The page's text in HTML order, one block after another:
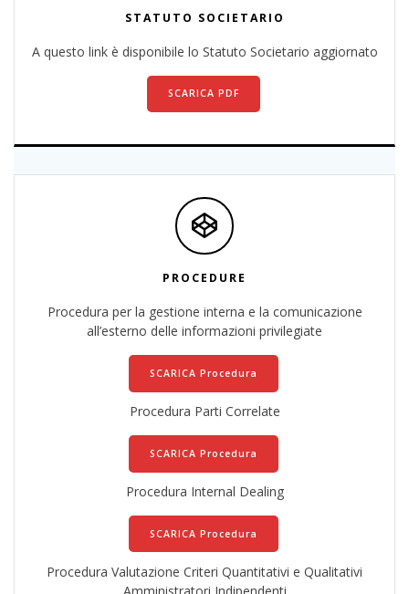
STATUTO SOCIETARIO
A questo link è disponibile lo Statuto Societario aggiornato
SCARICA PDF
PROCEDURE
Procedura per la gestione interna e la comunicazione
all’esterno delle informazioni privilegiate
SCARICA Procedura
Procedura Parti Correlate
SCARICA Procedura
Procedura Internal Dealing
SCARICA Procedura
Procedura Valutazione Criteri Quantitativi e Qualitativi